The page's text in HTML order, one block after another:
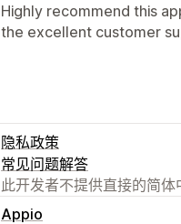
Highly recommend this
the excellent customer
隐私政策
常见问题解答
此开发者不提供直接的简体
Appio